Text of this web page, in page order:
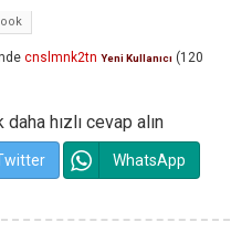
cnslmnk2tn Yeni Kullanıcı (120
hızlı cevap alın
WhatsApp